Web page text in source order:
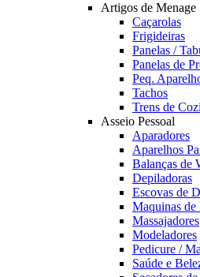
Artigos de Menage
Caçarolas
Frigideiras
Panelas /
Panelas de
Peq.
Tachos
Trens de
Asseio Pessoal
Aparadores
Aparelhos
Balanças de
Depiladoras
Escovas de
Maquinas de
Massajadores
Modeladores
Pedicure /
Saúde e